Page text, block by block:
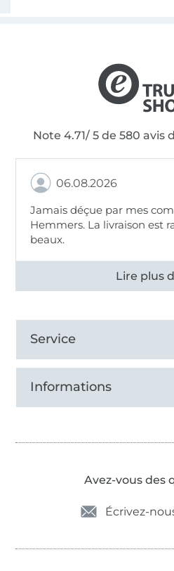
Note 4.71/ 5 de 580 avis
06.08.2026
Jamais déçue par mes
Hemmers. La livraison est
beaux.
Voir tous les 11495
Service
Informations
Avez-vous des
Écrivez-